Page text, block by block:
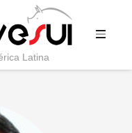
Latina